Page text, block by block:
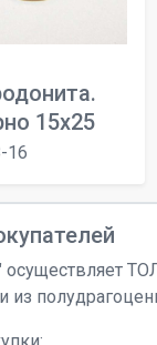
15x25
16
осуществляет
из